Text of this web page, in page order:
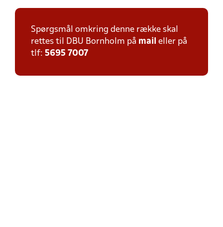
Spørgsmål omkring denne række skal
rettes til DBU Bornholm på mail eller på
tlf: 5695 7007